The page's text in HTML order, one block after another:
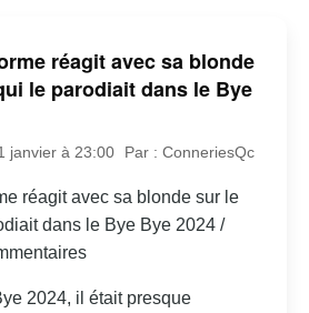
réagit avec sa blonde
le parodiait dans le Bye
janvier à 23:00 Par : ConneriesQc
réagit avec sa blonde sur le
dans le Bye Bye 2024 /
2024, il était presque